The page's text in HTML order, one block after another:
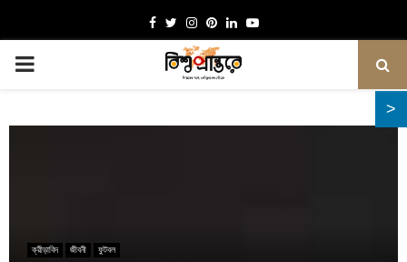
Facebook
TwitterInstagram
Pinterest
LinkedinYoutube
PRIMARY
ক্রীড়াবিদ জীবনী ফুটবল